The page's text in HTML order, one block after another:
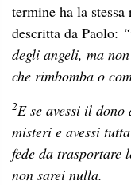
termine ha la
descritta da Paolo: “
degli angeli, ma
che rimbomba o
2E se avessi il
misteri e avessi
fede da trasportare
non sarei nulla.